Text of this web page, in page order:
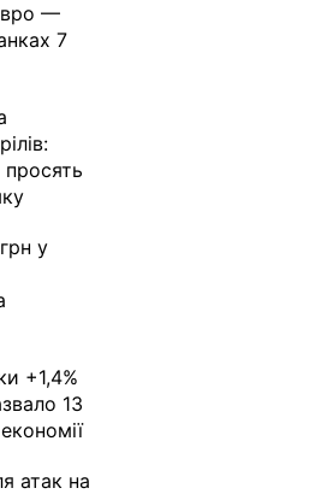
—
7
у
+1,4%
13
атак на